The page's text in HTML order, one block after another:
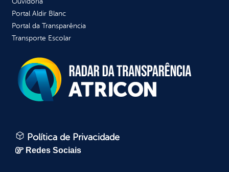
Portal Aldir Blanc
Portal da Transparência
Transporte Escolar
Política de Privacidade
Redes Sociais